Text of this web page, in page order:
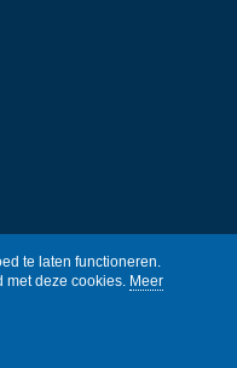
te laten functioneren.
met deze cookies. Meer